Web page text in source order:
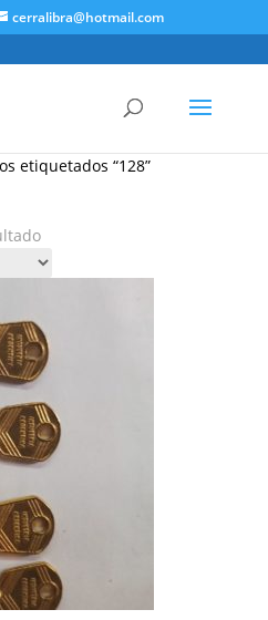
cerralibra@hotmail.com
etiquetados “128”